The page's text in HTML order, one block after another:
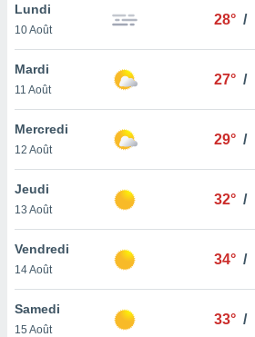
le
ainsi
un
la
du
en
de
Lundi
10 Août
28° /
Mardi
11 Août
27° /
Mercredi
12 Août
29° /
Jeudi
13 Août
32° /
Vendredi
14 Août
34° /
Samedi
15 Août
33° /